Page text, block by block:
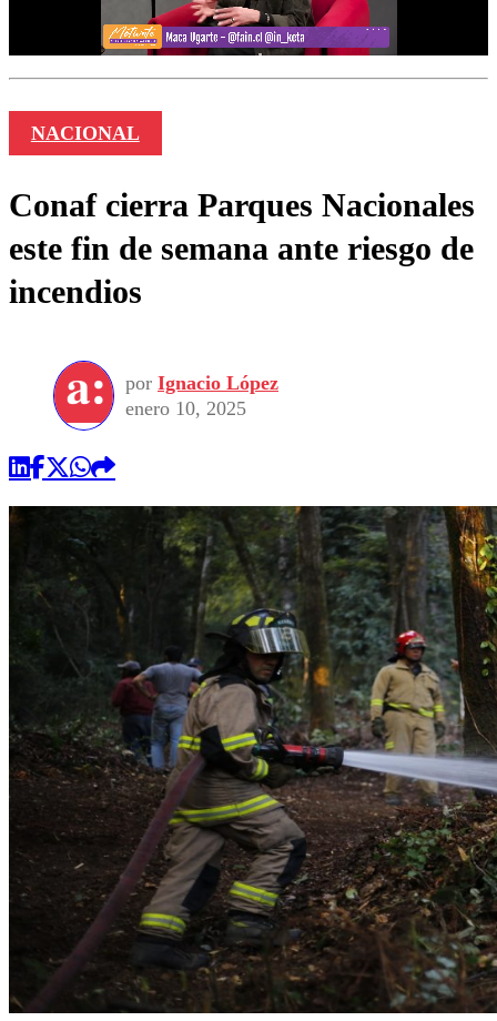
NACIONAL
Conaf cierra Parques Nacionales
este fin de semana ante riesgo de
incendios
por Ignacio López
enero 10, 2025